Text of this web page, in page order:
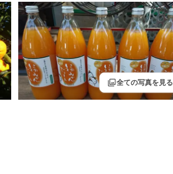
filter全ての写真を見る